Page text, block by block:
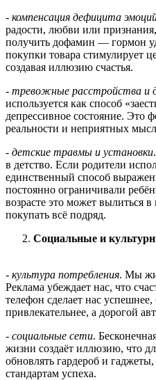
- компенсация дефицита
радости, любви или
получить дофамин — гормон
покупки товара стимулирует
создавая иллюзию счастья.
- тревожные расстройства и
используется как способ
депрессивное состояние. Это
реальности и неприятных
- детские травмы и установки
в детство. Если родители
единственный способ
постоянно ограничивали
возрасте это может вылиться
покупать всё подряд.
Социальные и
- культура потребления. Мы
Реклама убеждает нас, что
телефон сделает нас
привлекательнее, а дорогой
- социальные сети.
жизни создаёт иллюзию, что
обновлять гардероб и
стандартам успеха.